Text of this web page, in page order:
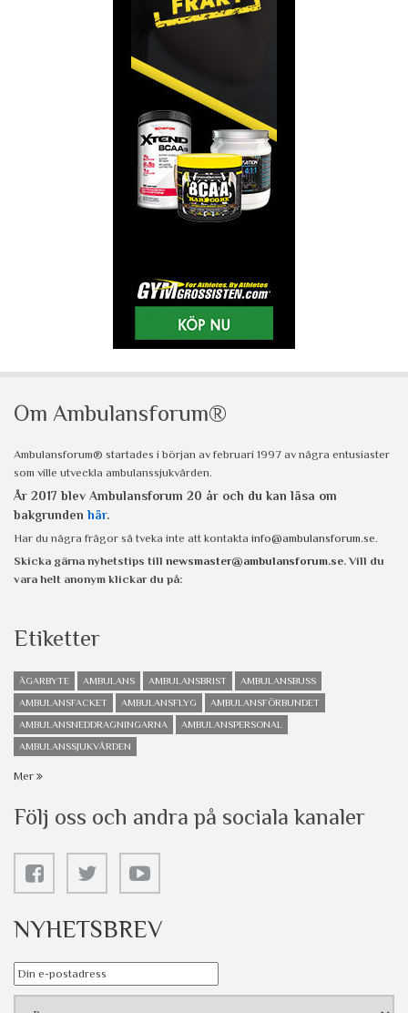
Om Ambulansforum®
Ambulansforum® startades i början av februari 1997 av några entusiaster
som ville utveckla ambulanssjukvården.
År 2017 blev Ambulansforum 20 år och du kan läsa om
bakgrunden här.
Har du några frågor så tveka inte att kontakta info@ambulansforum.se.
Skicka gärna nyhetstips till newsmaster@ambulansforum.se. Vill du
vara helt anonym klickar du på:
Etiketter
ÄGARBYTE AMBULANS AMBULANSBRIST
AMBULANSBUSS
AMBULANSFACKET
AMBULANSFLYG
AMBULANSFÖRBUNDET
AMBULANSNEDDRAGNINGARNA
AMBULANSPERSONAL
AMBULANSSJUKVÅRDEN
Mer
Följ oss och andra på sociala kanaler
NYHETSBREV